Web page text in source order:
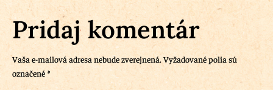
Pridaj komentár
Vaša e-mailová adresa nebude zverejnená.Vyžadované polia sú
označené*